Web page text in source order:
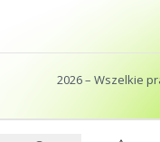
2026– Wszelkie